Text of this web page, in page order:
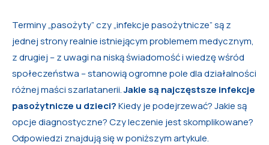
Terminy „pasożyty” czy „infekcje pasożytnicze” są z
jednej strony realnie istniejącym problemem medycznym,
z drugiej – z uwagi na niską świadomość i wiedzę wśród
społeczeństwa – stanowią ogromne pole dla działalności
różnej maści szarlatanerii.Jakie są najczęstsze infekcje
pasożytnicze u dzieci?Kiedy je podejrzewać? Jakie są
opcje diagnostyczne? Czy leczenie jest skomplikowane?
Odpowiedzi znajdują się w poniższym artykule.